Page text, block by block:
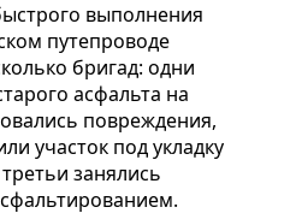
выполнения
путепроводе
бригад: одни
асфальта на
повреждения,
участок под укладку
занялись